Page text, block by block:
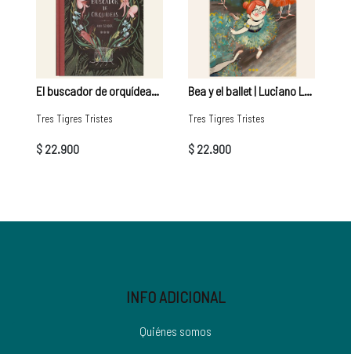
El buscador de orquídeas | Ana Sender
Tres Tigres Tristes
$ 22.900
Bea y el ballet | Luciano Lozano
Tres Tigres Tristes
$ 22.900
INFO ADICIONAL
Quiénes somos